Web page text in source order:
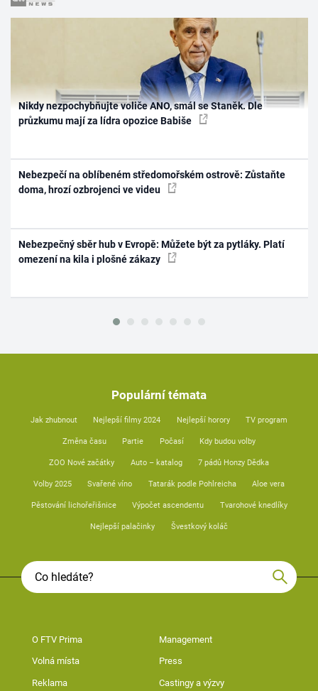
Nikdy nezpochybňujte voliče ANO, smál se Staněk. Dle
průzkumu mají za lídra opozice Babiše
Nebezpečí na oblíbeném středomořském ostrově: Zůstaňte
doma, hrozí ozbrojenci ve videu
Nebezpečný sběr hub v Evropě: Můžete být za pytláky. Platí
omezení na kila i plošné zákazy
Populární témata
Jak zhubnout Nejlepší filmy 2024 Nejlepší horory TV program
Změna času Partie Počasí Kdy budou volby
ZOO Nové začátky Auto – katalog 7 pádů Honzy Dědka
Volby 2025 Svařené víno Tatarák podle Pohlreicha Aloe vera
Pěstování lichořeřišnice Výpočet ascendentu Tvarohové knedlíky
Nejlepší palačinky Švestkový koláč
O FTV Prima Management
Volná místa Press
Reklama Castingy a výzvy